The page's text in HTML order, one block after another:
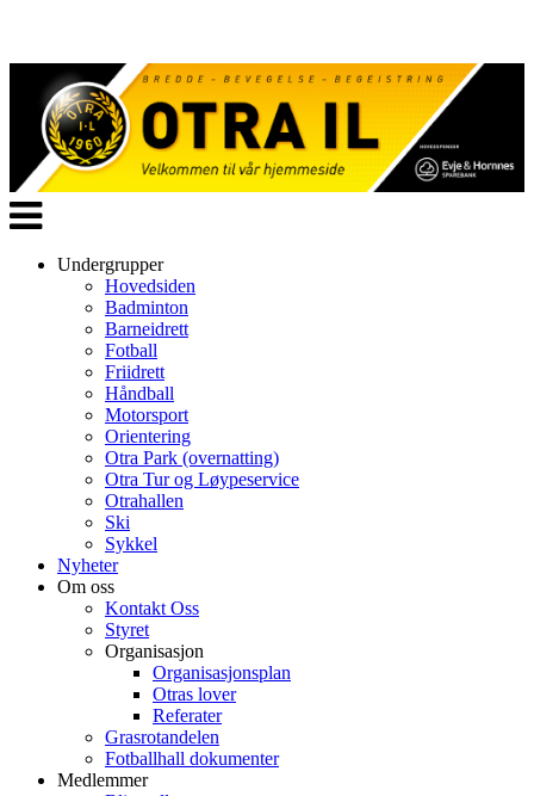
Veksle
navigasjon
Undergrupper
Hovedsiden
Badminton
Barneidrett
Fotball
Friidrett
Håndball
Motorsport
Orientering
Otra Park (overnatting)
Otra Tur og Løypeservice
Otrahallen
Ski
Sykkel
Nyheter
Om oss
Kontakt Oss
Styret
Organisasjon
Organisasjonsplan
Otras lover
Referater
Grasrotandelen
Fotballhall dokumenter
Medlemmer